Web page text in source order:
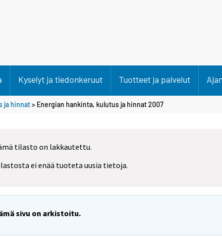
Kyselyt ja tiedonkeruut Tuotteet ja palvelut
ja hinnat> Energian hankinta, kulutus ja hinnat 2007
tilasto on lakkautettu.
ei enää tuoteta uusia tietoja.
sivu on arkistoitu.